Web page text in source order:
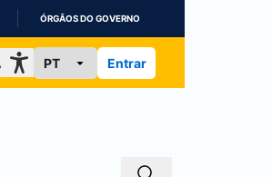
ÓRGÃOS DO GOVERNO
Entrar